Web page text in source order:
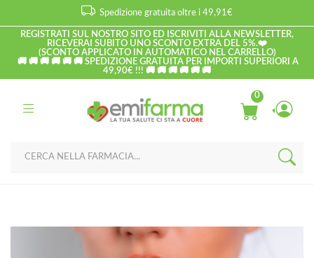
Spedizione gratuita oltre i 49,91€
REGISTRATI SUL NOSTRO SITO ED ISCRIVITI ALLA NEWSLETTER,
RICEVERAI SUBITO UNO SCONTO EXTRA DEL 5%.❤️
(SCONTO APPLICATO IN AUTOMATICO NEL CARRELLO)
🚚 🚚 🚚 🚚 🚚 🚚 SPEDIZIONE GRATUITA PER IMPORTI SUPERIORI A
49,90€ !!! 🚚 🚚 🚚 🚚 🚚 🚚
0